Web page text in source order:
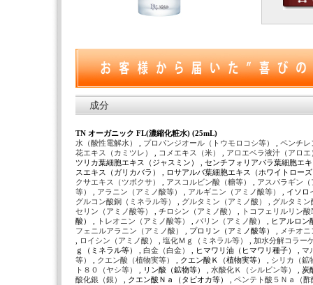
成分
TN オーガニック FL(濃縮化粧水) (25mL)
水（酸性電解水）
プロパンジオール（トウモロコシ等）
ペンチ
花エキス（カミツレ）
コメエキス（米）
アロエベラ液汁（アロ
ツリカ葉細胞エキス（ジャスミン） , センチフォリアバラ葉細胞エ
スエキス（ガリカバラ） , ロサアルバ葉細胞エキス（ホワイトロー
クサエキス（ツボクサ）
アスコルビン酸（糖等）
アスパラギン
等）
アラニン（アミノ酸等） アルギニン（アミノ酸等）
, イソ
グルコン酸銅（ミネラル等）
グルタミン（アミノ酸）
グルタミ
セリン（アミノ酸等）
チロシン（アミノ酸）
トコフェリルリン
酸） ,
トレオニン（アミノ酸等） バリン（アミノ酸）
, ヒアルロ
フェニルアラニン（アミノ酸）
, プロリン（アミノ酸等） ,
メチオ
ロイシン（アミノ酸） 塩化Ｍｇ（ミネラル等）
加水分解コラー
ｇ（ミネラル等） , 白金（白金） , ヒマワリ油（ヒマワリ種子） ,
マ
等）
クエン酸（植物実等） , クエン酸Ｋ（植物実等） ,
シリカ（鉱
ト８０（ヤシ等）
, リン酸（鉱物等） , 水酸化Ｋ（シルビン等）
,
酸化銀（銀）
, クエン酸Ｎａ（タピオカ等） , ペンテト酸５Ｎａ（